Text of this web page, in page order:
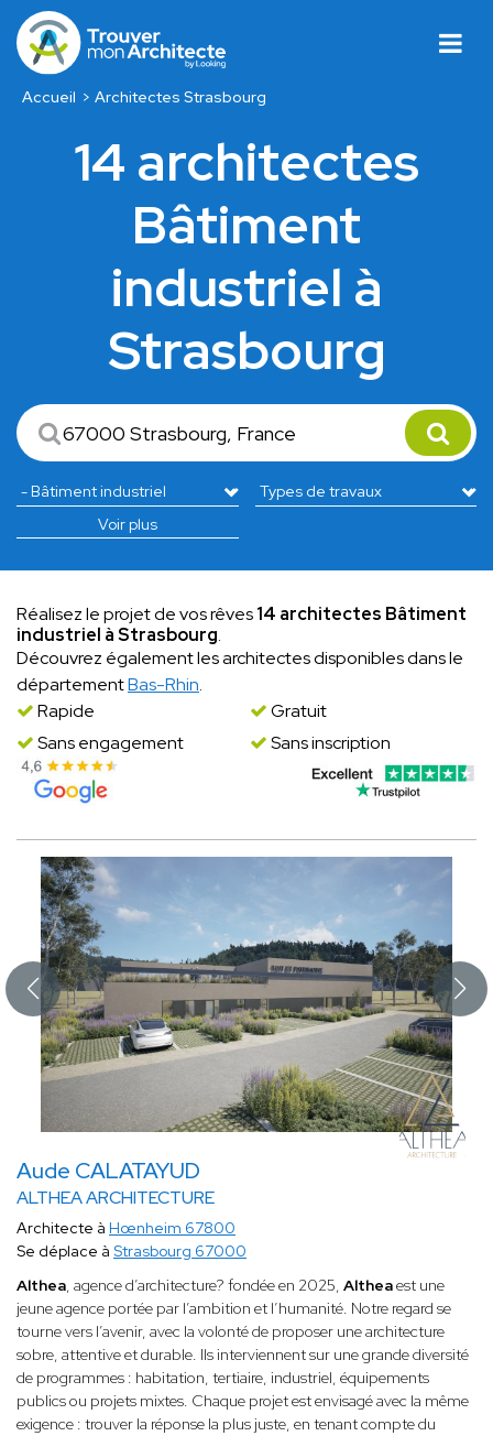
Accueil Architectes Strasbourg
14 architectes
Bâtiment
industriel à
Strasbourg
Voir plus
Réalisez le projet de vos rêves14 architectes Bâtiment
industriel à Strasbourg.
Découvrez également les architectes disponibles dans le
départementBas-Rhin.
Rapide
Gratuit
Sans engagement
Sans inscription
Aude CALATAYUD
ALTHEA ARCHITECTURE
Architecte à Hœnheim 67800
Se déplace à Strasbourg 67000
Althea, agence d’architecture? fondée en 2025, Altheaest une
jeune agence portée par l’ambition et l’humanité. Notre regard se
tourne vers l’avenir, avec la volonté de proposer une architecture
sobre, attentive et durable. Ils interviennent sur une grande diversité
de programmes : habitation, tertiaire, industriel, équipements
publics ou projets mixtes. Chaque projet est envisagé avec la même
exigence : trouver la réponse la plus juste, en tenant compte du